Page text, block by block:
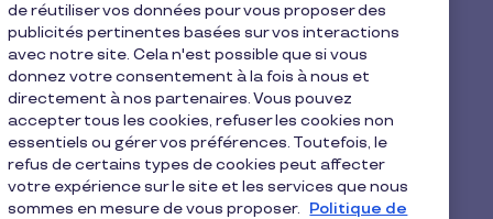
de réutiliser vos données pour vous proposer des
publicités pertinentes basées sur vos interactions
avec notre site. Cela n'est possible que si vous
donnez votre consentement à la fois à nous et
directement à nos partenaires. Vous pouvez
accepter tous les cookies, refuser les cookies non
essentiels ou gérer vos préférences. Toutefois, le
refus de certains types de cookies peut affecter
votre expérience sur le site et les services que nous
sommes en mesure de vous proposer. Politique de